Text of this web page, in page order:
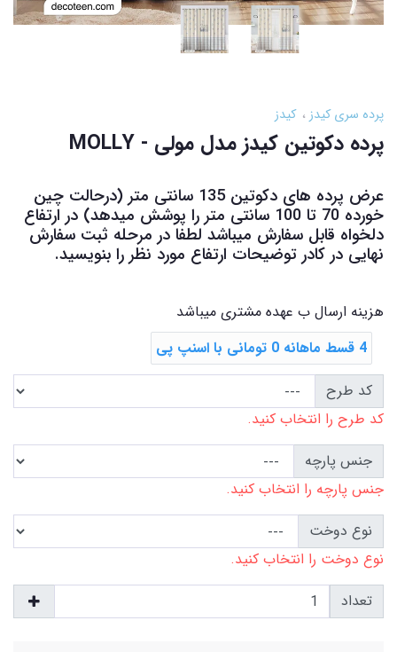
پرده سری کیدز کیدز
پرده دکوتین کیدز مدل مولی - MOLLY
عرض پرده های دکوتین 135 سانتی متر (درحالت چین
خورده 70 تا 100 سانتی متر را پوشش میدهد) در ارتفاع
دلخواه قابل سفارش میباشد لطفا در مرحله ثبت سفارش
نهایی در کادر توضیحات ارتفاع مورد نظر را بنویسید.
هزینه ارسال ب عهده مشتری میباشد
4 قسط ماهانه 0 تومانی با اسنپ ‌پی
کد طرح
کد طرح را انتخاب کنید.
جنس پارچه
جنس پارچه را انتخاب کنید.
نوع دوخت
نوع دوخت را انتخاب کنید.
تعداد